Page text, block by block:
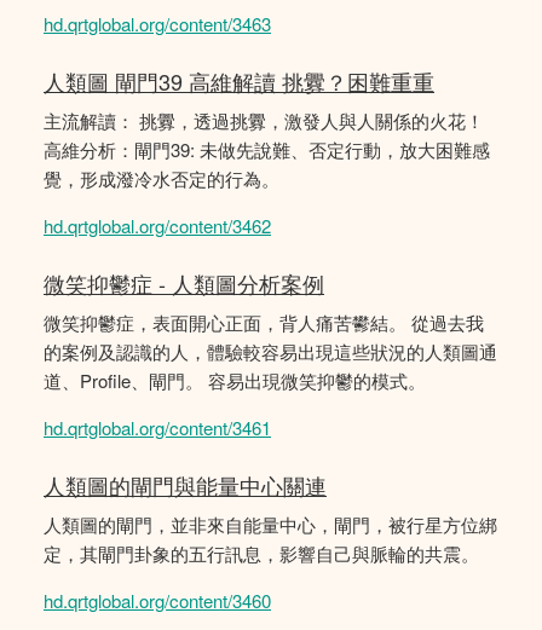
hd.qrtglobal.org/content/3463
人類圖 閘門39 高維解讀 挑釁？困難重重
主流解讀： 挑釁，透過挑釁，激發人與人關係的火花！
高維分析：閘門39: 未做先說難、否定行動，放大困難感
覺，形成潑冷水否定的行為。
hd.qrtglobal.org/content/3462
微笑抑鬱症 - 人類圖分析案例
微笑抑鬱症，表面開心正面，背人痛苦鬰結。 從過去我
的案例及認識的人，體驗較容易出現這些狀況的人類圖通
道、Profile、閘門。 容易出現微笑抑鬱的模式。
hd.qrtglobal.org/content/3461
人類圖的閘門與能量中心關連
人類圖的閘門，並非來自能量中心，閘門，被行星方位綁
定，其閘門卦象的五行訊息，影響自己與脈輪的共震。
hd.qrtglobal.org/content/3460